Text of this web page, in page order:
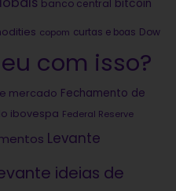
banco central bitcoin
copom curtas e boas Dow
com isso?
mercado Fechamento de
ibovespa Federal Reserve
Levante
ideias de